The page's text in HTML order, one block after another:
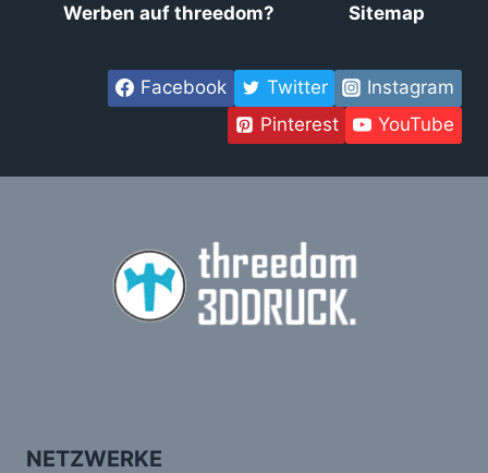
Werben auf threedom? Sitemap
Facebook Twitter
Instagram
Pinterest
YouTube
NETZWERKE